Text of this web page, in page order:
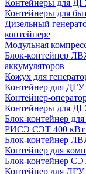
Контейнеры для
Контейнеры для
Дизельный
контейнере
Модульная
Блок-контейнер
аккумуляторов
Кожух для
Контейнер для
Контейнер-
Контейнеры для
Блок-контейнер
РИСЭ СЭТ 400
Блок-контейнер
Контейнер для
Блок-контейнер
Контейнер для